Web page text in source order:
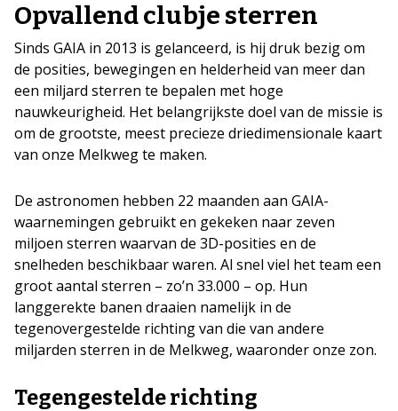
Opvallend clubje sterren
Sinds GAIA in 2013 is gelanceerd, is hij druk bezig om
de posities, bewegingen en helderheid van meer dan
een miljard sterren te bepalen met hoge
nauwkeurigheid. Het belangrijkste doel van de missie is
om de grootste, meest precieze driedimensionale kaart
van onze Melkweg te maken.
De astronomen hebben 22 maanden aan GAIA-
waarnemingen gebruikt en gekeken naar zeven
miljoen sterren waarvan de 3D-posities en de
snelheden beschikbaar waren. Al snel viel het team een
groot aantal sterren – zo’n 33.000 – op. Hun
langgerekte banen draaien namelijk in de
tegenovergestelde richting van die van andere
miljarden sterren in de Melkweg, waaronder onze zon.
Tegengestelde richting